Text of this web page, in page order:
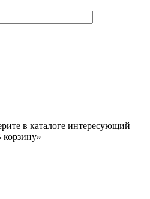
в каталоге интересующий